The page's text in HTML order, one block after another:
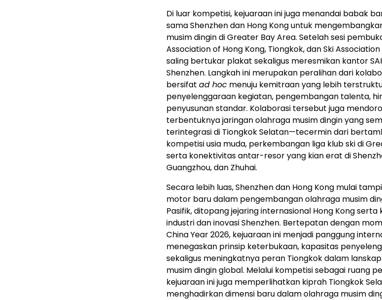
Di luar kompetisi, kejuaraan ini juga menandai babak
sama Shenzhen dan Hong Kong untuk
musim dingin di Greater Bay Area. Setelah sesi
Association of Hong Kong, Tiongkok, dan Ski
saling bertukar plakat sekaligus meresmikan kantor
Shenzhen. Langkah ini merupakan peralihan dari
bersifat ad hoc menuju kemitraan yang lebih
penyelenggaraan kegiatan, pengembangan talenta,
penyusunan standar. Kolaborasi tersebut juga
terbentuknya jaringan olahraga musim dingin yang
terintegrasi di Tiongkok Selatan—tecermin dari
kompetisi usia muda, perkembangan liga klub ski di
serta konektivitas antar-resor yang kian erat di
Guangzhou, dan Zhuhai.
Secara lebih luas, Shenzhen dan Hong Kong mulai
motor baru dalam pengembangan olahraga musim
Pasifik, ditopang jejaring internasional Hong Kong serta
industri dan inovasi Shenzhen. Bertepatan dengan
China Year 2026, kejuaraan ini menjadi panggung
menegaskan prinsip keterbukaan, kapasitas
sekaligus meningkatnya peran Tiongkok dalam
musim dingin global. Melalui kompetisi sebagai ruang
kejuaraan ini juga memperlihatkan kiprah Tiongkok
menghadirkan dimensi baru dalam olahraga musim